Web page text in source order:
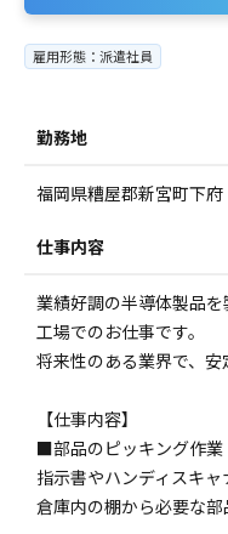
雇用形態：派遣社員
勤務地
福岡県糟屋郡新宮町下府
仕事内容
業績好調の半導体製品を
工場でのお仕事です。
将来性のある業界で、安
【仕事内容】
■部品のピッキング作業
指示書やハンディスキャ
倉庫内の棚から必要な部